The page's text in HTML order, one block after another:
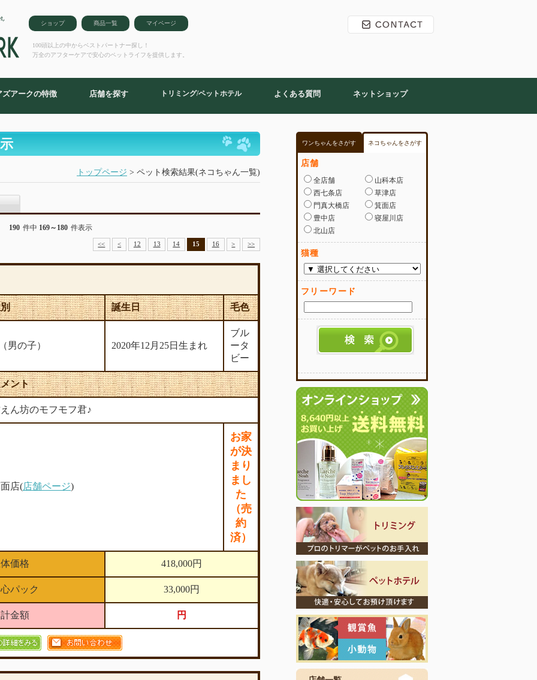
ショップ 商品一覧 マイページ
100頭以上の中からベストパートナー探し！
万全のアフターケアで安心のペットライフを提供します。
ズアークの特徴 店舗を探す トリミング/ペットホテル よくある質問 ネットショップ
トップページ > ペット検索結果(ネコちゃん一覧)
190 件中 169～180 件表示
<< < 12 13 14 15 16 > >>
誕生日 毛色
男の子） 2020年12月25日生まれ
ブル
ータ
ビー
ント
ん坊のモフモフ君♪
店(店舗ページ)
お家
が決
まり
まし
た
（売
約
済）
価格 418,000円
パック 33,000円
金額 円
ワンちゃんをさがす ネコちゃんをさがす
店舗
全店舗
山科本店
西七条店
草津店
門真大橋店
箕面店
豊中店
寝屋川店
北山店
猫種
フリーワード